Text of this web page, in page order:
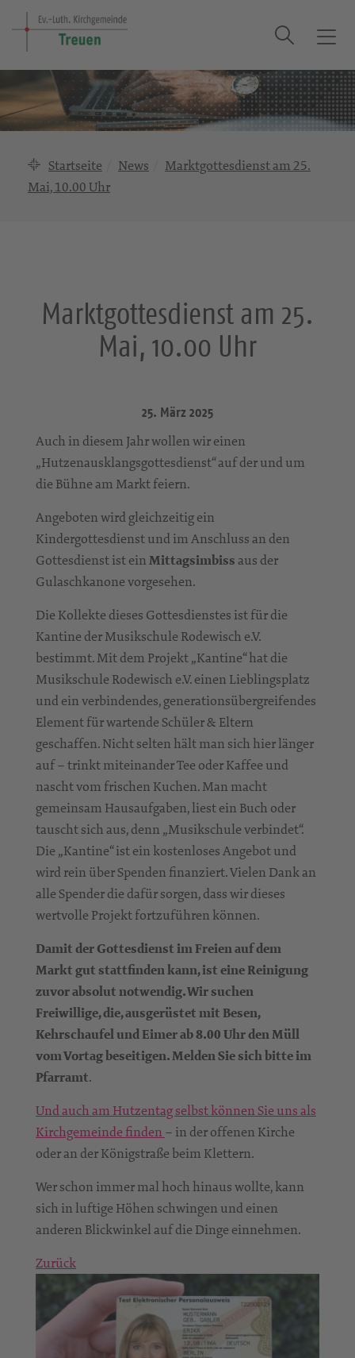
T
g
g
l
Suche
Startseite News
Marktgottesdienst am 25.
Mai, 10.00 Uhr
Marktgottesdienst am 25.
Mai, 10.00 Uhr
25. März 2025
Auch in diesem Jahr wollen wir einen
„Hutzenausklangsgottesdienst“ auf der und um
die Bühne am Markt feiern.
Angeboten wird gleichzeitig ein
Kindergottesdienst und im Anschluss an den
Gottesdienst ist einMittagsimbissaus der
Gulaschkanone vorgesehen.
Die Kollekte dieses Gottesdienstes ist für die
Kantine der Musikschule Rodewisch e.V.
bestimmt. Mit dem Projekt „Kantine“ hat die
Musikschule Rodewisch e.V. einen Lieblingsplatz
und ein verbindendes, generationsübergreifendes
Element für wartende Schüler & Eltern
geschaffen. Nicht selten hält man sich hier länger
auf – trinkt miteinander Tee oder Kaffee und
nascht vom frischen Kuchen. Man macht
gemeinsam Hausaufgaben, liest ein Buch oder
tauscht sich aus, denn „Musikschule verbindet“.
Die „Kantine“ ist ein kostenloses Angebot und
wird rein über Spenden finanziert. Vielen Dank an
alle Spender die dafür sorgen, dass wir dieses
wertvolle Projekt fortzuführen können.
Damit der Gottesdienst im Freien auf dem
Markt gut stattfinden kann, ist eine Reinigung
zuvor absolut notwendig. Wir suchen
Freiwillige, die, ausgerüstet mit Besen,
Kehrschaufel und Eimer ab 8.00 Uhr den Müll
vom Vortag beseitigen. Melden Sie sich bitte im
Pfarramt.
Und auch am Hutzentag selbst können Sie uns als
Kirchgemeinde finden– in der offenen Kirche
oder an der Königstraße beim Klettern.
Wer schon immer mal hoch hinaus wollte, kann
sich in luftige Höhen schwingen und einen
anderen Blickwinkel auf die Dinge einnehmen.
Zurück